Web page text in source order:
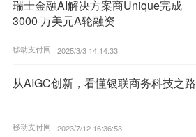
瑞士金融AI解决方案商Unique完成
3000 万美元A轮融资
移动支付网 | 2025/3/3 14:14:33
从AIGC创新，看懂银联商务科技之路
移动支付网 | 2023/7/12 16:36:53